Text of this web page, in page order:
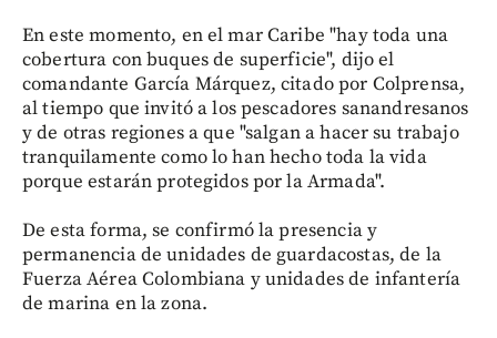
En este momento, en el mar Caribe "hay toda una
cobertura con buques de superficie", dijo el
comandante García Márquez, citado por Colprensa,
al tiempo que invitó a los pescadores sanandresanos
y de otras regiones a que "salgan a hacer su trabajo
tranquilamente como lo han hecho toda la vida
porque estarán protegidos por la Armada".
De esta forma, se confirmó la presencia y
permanencia de unidades de guardacostas, de la
Fuerza Aérea Colombiana y unidades de infantería
de marina en la zona.